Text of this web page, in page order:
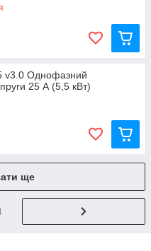
v3.0 Однофазний
25 А (5,5 кВт)
ще